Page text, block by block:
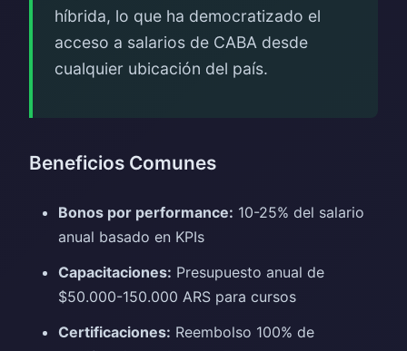
híbrida, lo que ha democratizado el
acceso a salarios de CABA desde
cualquier ubicación del país.
Beneficios Comunes
Bonos por performance: 10-25% del salario
anual basado en KPIs
Capacitaciones: Presupuesto anual de
$50.000-150.000 ARS para cursos
Certificaciones: Reembolso 100% de